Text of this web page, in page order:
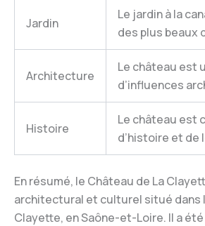
Jardin
Le jardin à la
des plus beaux
Architecture
Le château est
d’influences
Histoire
Le château est
d’histoire et de
En résumé, le Château de La
architectural et culturel situé dans
Clayette, en Saône-et-Loire. Il a